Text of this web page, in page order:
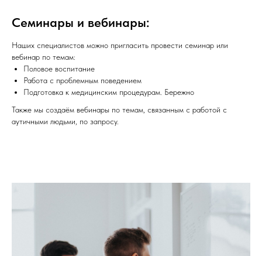
Семинары и вебинары:
Наших специалистов можно пригласить провести семинар или
вебинар по темам:
Половое воспитание
Работа с проблемным поведением
Подготовка к медицинским процедурам. Бережно
Также мы создаём вебинары по темам, связанным с работой с
аутичными людьми, по запросу.